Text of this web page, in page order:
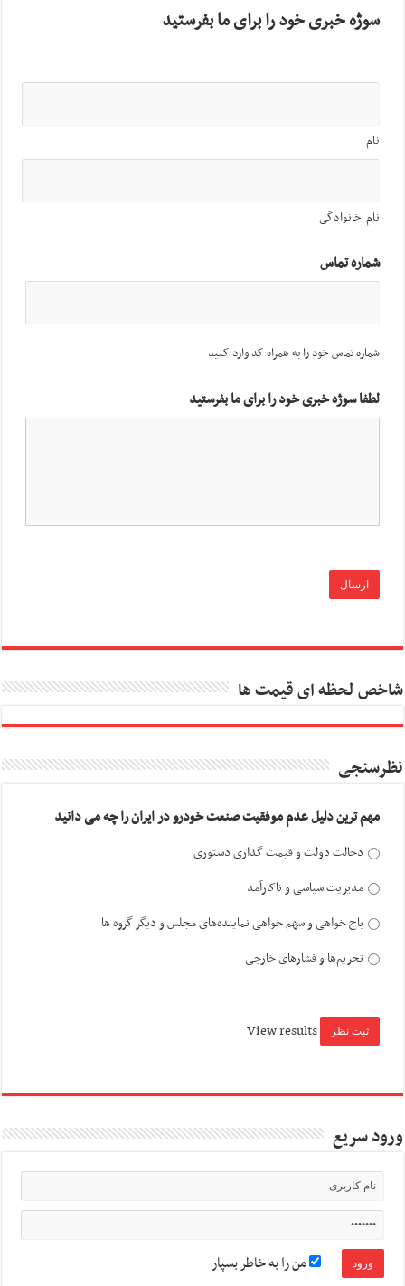
سوژه خبری خود را برای ما بفرستید
نام
نام خانوادگی
شماره تماس
شماره تماس خود را به همراه کد وارد کنید
لطفا سوژه خبری خود را برای ما بفرستید
شاخص لحظه ای قیمت ها
نظرسنجی
مهم ترین دلیل عدم موفقیت صنعت خودرو در ایران را چه می دانید
دخالت دولت و قیمت گذاری دستوری
مدیریت سیاسی و ناکارآمد
باج خواهی و سهم خواهی نماینده‌های مجلس و دیگر گروه ها
تحریم‌ها و فشارهای خارجی
View results
ورود سریع
من را به خاطر بسپار